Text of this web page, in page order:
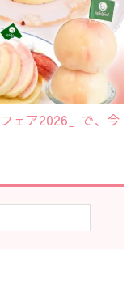
ェア2026」で、今